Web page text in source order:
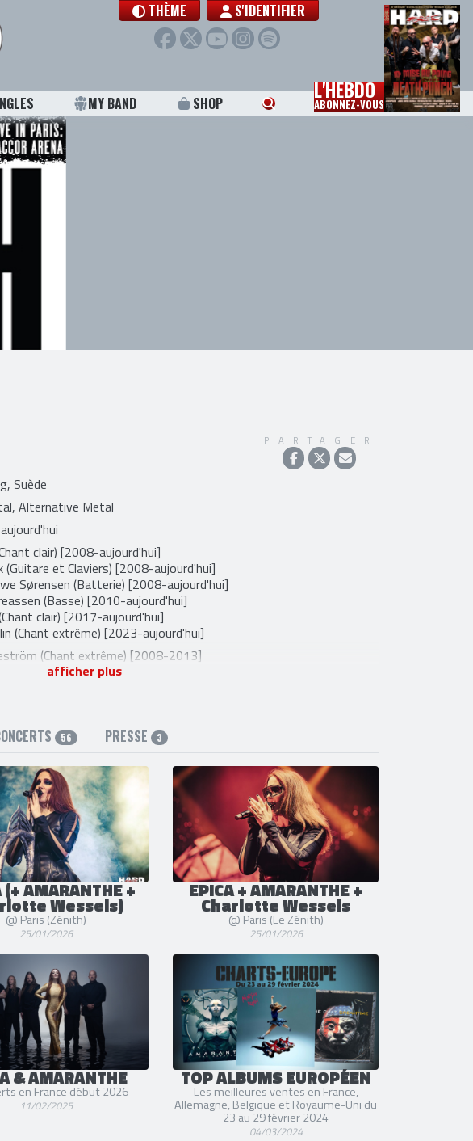
THÈME S'IDENTIFIER
MY BAND SHOP L'HEBDO
ABONNEZ-VOUS
PARTAGER
Suède
Alternative Metal
clair) [2008-aujourd'hui]
(Guitare et Claviers) [2008-aujourd'hui]
Sørensen (Batterie) [2008-aujourd'hui]
(Basse) [2010-aujourd'hui]
clair) [2017-aujourd'hui]
(Chant extrême) [2023-aujourd'hui]
(Chant extrême) [2008-2013]
(Chant clair) [2008-2017]
afficher plus
56 PRESSE 3
(+ AMARANTHE +
Wessels)
@ Paris (Zénith)
25/01/2026
EPICA + AMARANTHE +
Charlotte Wessels
@ Paris (Le Zénith)
25/01/2026
& AMARANTHE
en France début 2026
11/02/2025
TOP ALBUMS EUROPÉEN
Les meilleures ventes en France,
Allemagne, Belgique et Royaume-Uni du
23 au 29 février 2024
04/03/2024